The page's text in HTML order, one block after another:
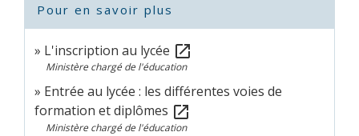
Pour en savoir plus
L'inscription au lycée open_in_new
Ministère chargé de l'éducation
Entrée au lycée : les différentes voies de
formation et diplômes open_in_new
Ministère chargé de l'éducation